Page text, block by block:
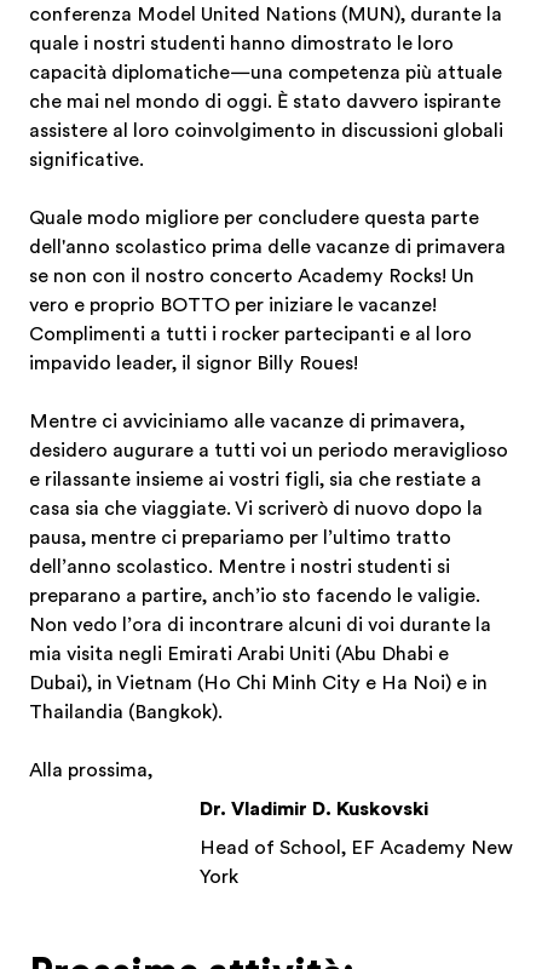
conferenza Model United Nations (MUN), durante la
quale i nostri studenti hanno dimostrato le loro
capacità diplomatiche—una competenza più attuale
che mai nel mondo di oggi. È stato davvero ispirante
assistere al loro coinvolgimento in discussioni globali
significative.
Quale modo migliore per concludere questa parte
dell'anno scolastico prima delle vacanze di primavera
se non con il nostro concerto Academy Rocks! Un
vero e proprio BOTTO per iniziare le vacanze!
Complimenti a tutti i rocker partecipanti e al loro
impavido leader, il signor Billy Roues!
Mentre ci avviciniamo alle vacanze di primavera,
desidero augurare a tutti voi un periodo meraviglioso
e rilassante insieme ai vostri figli, sia che restiate a
casa sia che viaggiate. Vi scriverò di nuovo dopo la
pausa, mentre ci prepariamo per l’ultimo tratto
dell’anno scolastico. Mentre i nostri studenti si
preparano a partire, anch’io sto facendo le valigie.
Non vedo l’ora di incontrare alcuni di voi durante la
mia visita negli Emirati Arabi Uniti (Abu Dhabi e
Dubai), in Vietnam (Ho Chi Minh City e Ha Noi) e in
Thailandia (Bangkok).
Alla prossima,
Dr. Vladimir D. Kuskovski
Head of School, EF Academy New
York